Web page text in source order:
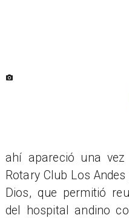
ahí apareció una
Rotary Club Los
Dios, que permitió
del hospital andino